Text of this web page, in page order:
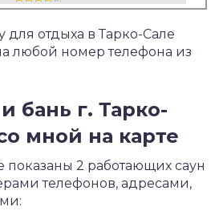
для отдыха в Тарко-Сале
любой номер телефона из
бань г. Тарко-
мной на карте
показаны 2 работающих саун
телефонов, адресами,